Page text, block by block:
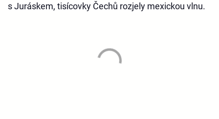
s Juráskem, tisícovky Čechů rozjely mexickou vlnu.